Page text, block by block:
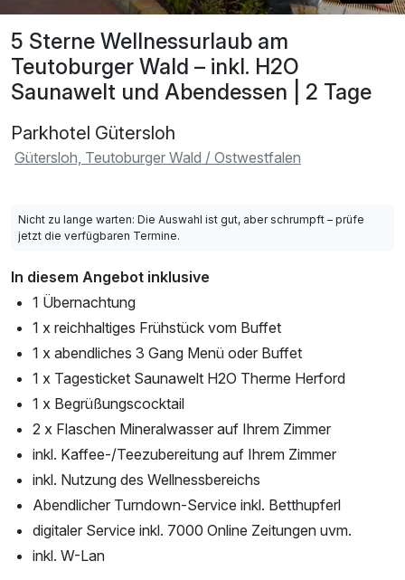
5 Sterne Wellnessurlaub am
Teutoburger Wald – inkl. H2O
Saunawelt und Abendessen | 2 Tage
Parkhotel Gütersloh
Gütersloh, Teutoburger Wald / Ostwestfalen
Nicht zu lange warten: Die Auswahl ist gut, aber schrumpft – prüfe
jetzt die verfügbaren Termine.
In diesem Angebot inklusive
1 Übernachtung
1 x reichhaltiges Frühstück vom Buffet
1 x abendliches 3 Gang Menü oder Buffet
1 x Tagesticket Saunawelt H2O Therme Herford
1 x Begrüßungscocktail
2 x Flaschen Mineralwasser auf Ihrem Zimmer
inkl. Kaffee-/Teezubereitung auf Ihrem Zimmer
inkl. Nutzung des Wellnessbereichs
Abendlicher Turndown-Service inkl. Betthupferl
digitaler Service inkl. 7000 Online Zeitungen uvm.
inkl. W-Lan